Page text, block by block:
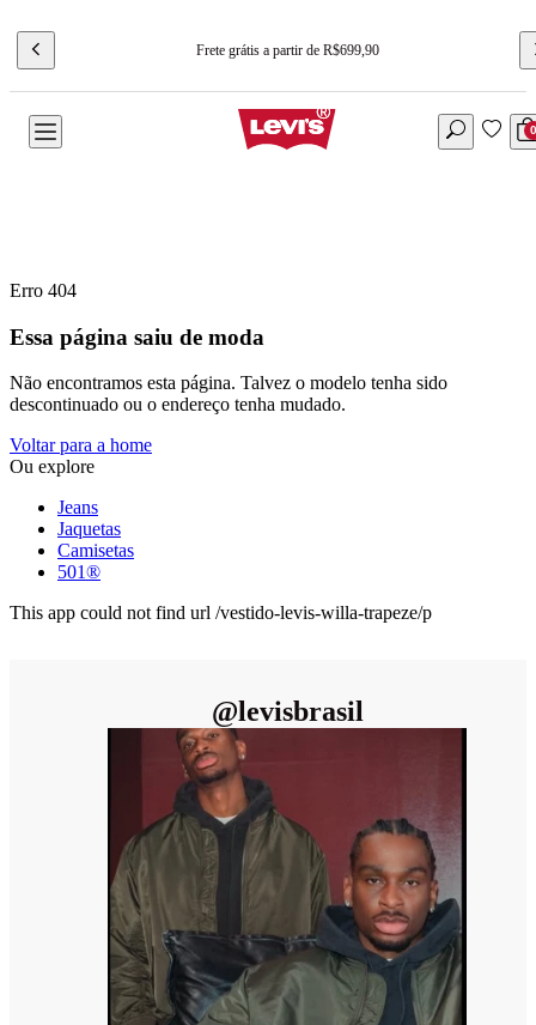
Frete grátis a partir de R$699,90
0
Erro 404
Essa página saiu de moda
Não encontramos esta página. Talvez o modelo tenha sido
descontinuado ou o endereço tenha mudado.
Voltar para a home
Ou explore
Jeans
Jaquetas
Camisetas
501®
This app could not find url /vestido-levis-willa-trapeze/p
@levisbrasil